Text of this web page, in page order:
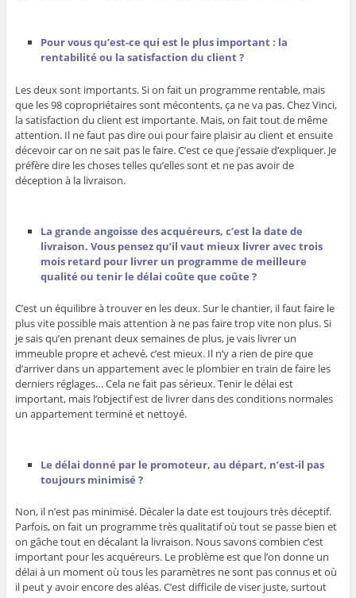
Pour vous qu’est-ce qui est le plus important : la
rentabilité ou la satisfaction du client ?
Les deux sont importants. Si on fait un programme rentable, mais
que les 98 copropriétaires sont mécontents, ça ne va pas. Chez Vinci,
la satisfaction du client est importante. Mais, on fait tout de même
attention. Il ne faut pas dire oui pour faire plaisir au client et ensuite
décevoir car on ne sait pas le faire. C’est ce que j’essaie d’expliquer. Je
préfère dire les choses telles qu’elles sont et ne pas avoir de
déception à la livraison.
La grande angoisse des acquéreurs, c’est la date de
livraison. Vous pensez qu’il vaut mieux livrer avec trois
mois retard pour livrer un programme de meilleure
qualité ou tenir le délai coûte que coûte ?
C’est un équilibre à trouver en les deux. Sur le chantier, il faut faire le
plus vite possible mais attention à ne pas faire trop vite non plus. Si
je sais qu’en prenant deux semaines de plus, je vais livrer un
immeuble propre et achevé, c’est mieux. Il n’y a rien de pire que
d’arriver dans un appartement avec le plombier en train de faire les
derniers réglages… Cela ne fait pas sérieux. Tenir le délai est
important, mais l’objectif est de livrer dans des conditions normales
un appartement terminé et nettoyé.
Le délai donné par le promoteur, au départ, n’est-il pas
toujours minimisé ?
Non, il n’est pas minimisé. Décaler la date est toujours très déceptif.
Parfois, on fait un programme très qualitatif où tout se passe bien et
on gâche tout en décalant la livraison. Nous savons combien c’est
important pour les acquéreurs. Le problème est que l’on donne un
délai à un moment où tous les paramètres ne sont pas connus et où
il peut y avoir encore des aléas. C’est difficile de viser juste, surtout